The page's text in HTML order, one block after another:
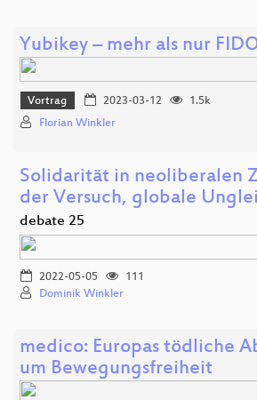
Yubikey – mehr als nur
Vortrag 2023-03-12
1.5k
Florian Winkler
Solidarität in neoliberalen
der Versuch, globale
debate 25
2022-05-05
111
Dominik Winkler
medico: Europas tödliche
um Bewegungsfreiheit